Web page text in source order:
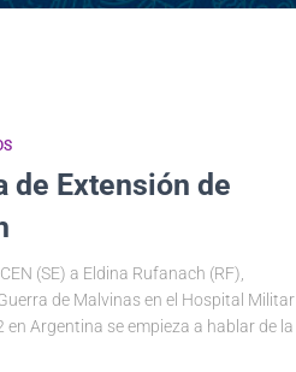
de Extensión de
(SE) a Eldina Rufanach (RF),
de Malvinas en el Hospital Militar
en Argentina se empieza a hablar de la